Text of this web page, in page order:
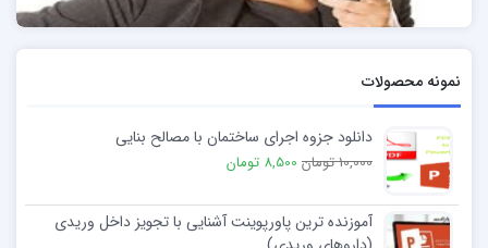
نمونه محصولات
دانلود جزوه اجرای ساختمان با مصالح بنایی
10,000 تومان 8,500 تومان
آموزنده ترین پاورپوینت آشنایی با تجویز داخل وریدی